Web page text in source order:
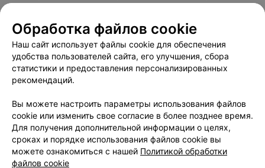
Пользовательское соглашение
Способы оплаты
Вакансии
Партнеры
Написать руководителю 103.by
Обработка персональных данных
Обработка файлов cookie
Наш сайт использует файлы cookie для обеспечения
удобства пользователей сайта, его улучшения, сбора
статистики и предоставления персонализированных
рекомендаций.
Вы можете настроить параметры использования файлов
cookie или изменить свое согласие в более позднее время.
Для получения дополнительной информации о целях,
сроках и порядке использования файлов cookie вы
можете ознакомиться с нашей Политикой обработки
файлов cookie